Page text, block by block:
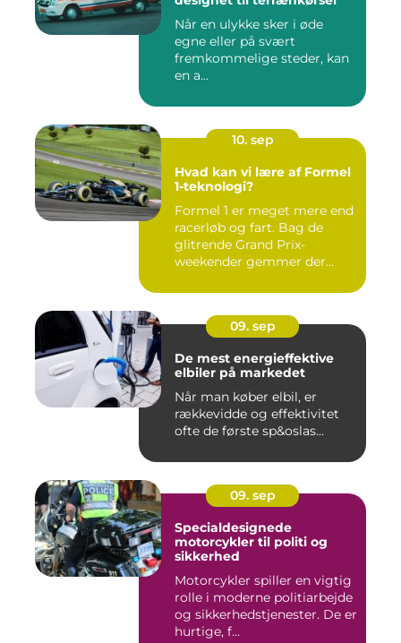
Når en ulykke sker i øde
egne eller på svært
fremkommelige steder, kan
en a...
10. sep
Hvad kan vi lære af Formel
1-teknologi?
Formel 1 er meget mere end
racerløb og fart. Bag de
glitrende Grand Prix-
weekender gemmer der...
09. sep
De mest energieffektive
elbiler på markedet
Når man køber elbil, er
rækkevidde og effektivitet
ofte de første sp&oslas...
09. sep
Specialdesignede
motorcykler til politi og
sikkerhed
Motorcykler spiller en vigtig
rolle i moderne politiarbejde
og sikkerhedstjenester. De er
hurtige, f...